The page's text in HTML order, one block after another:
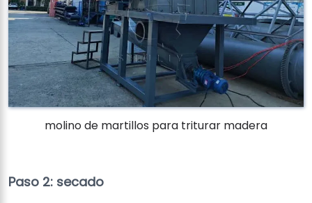
molino de martillos para triturar madera
Paso 2: secado